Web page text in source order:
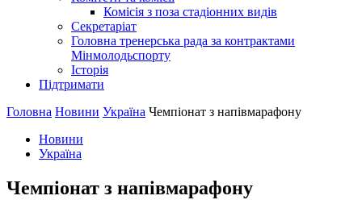
Комісія з поза стадіонних видів
Секретаріат
Головна тренерська рада за контрактами
Мінмолодьспорту
Історія
Підтримати
Головна Новини Україна Чемпіонат з напівмарафону
Новини
Україна
Чемпіонат з напівмарафону